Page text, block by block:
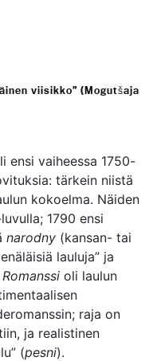
viisikko” (Mogutšaja
ensi vaiheessa 1750-
tärkein niistä
kokoelma. Näiden
1790 ensi
narodny (kansan- tai
lauluja” ja
Romanssi oli laulun
raja on
ja realistinen
(pesni).